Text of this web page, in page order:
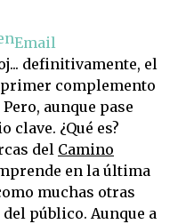
Email
definitivamente, el
complemento
aunque pase
clave. ¿Qué es?
del Camino
en la última
muchas otras
público. Aunque a